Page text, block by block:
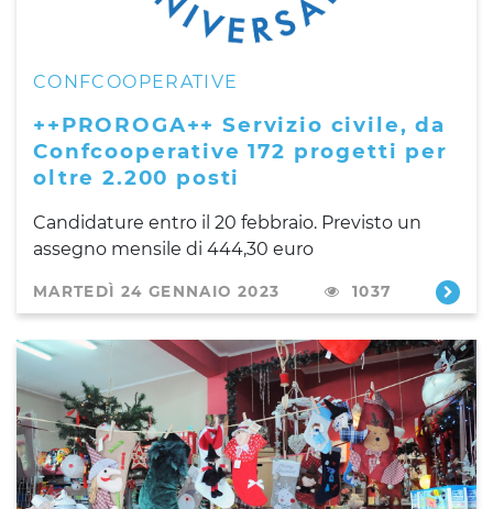
CONFCOOPERATIVE
++PROROGA++ Servizio civile, da
Confcooperative 172 progetti per
oltre 2.200 posti
Candidature entro il 20 febbraio. Previsto un
assegno mensile di 444,30 euro
MARTEDÌ 24 GENNAIO 2023 1037